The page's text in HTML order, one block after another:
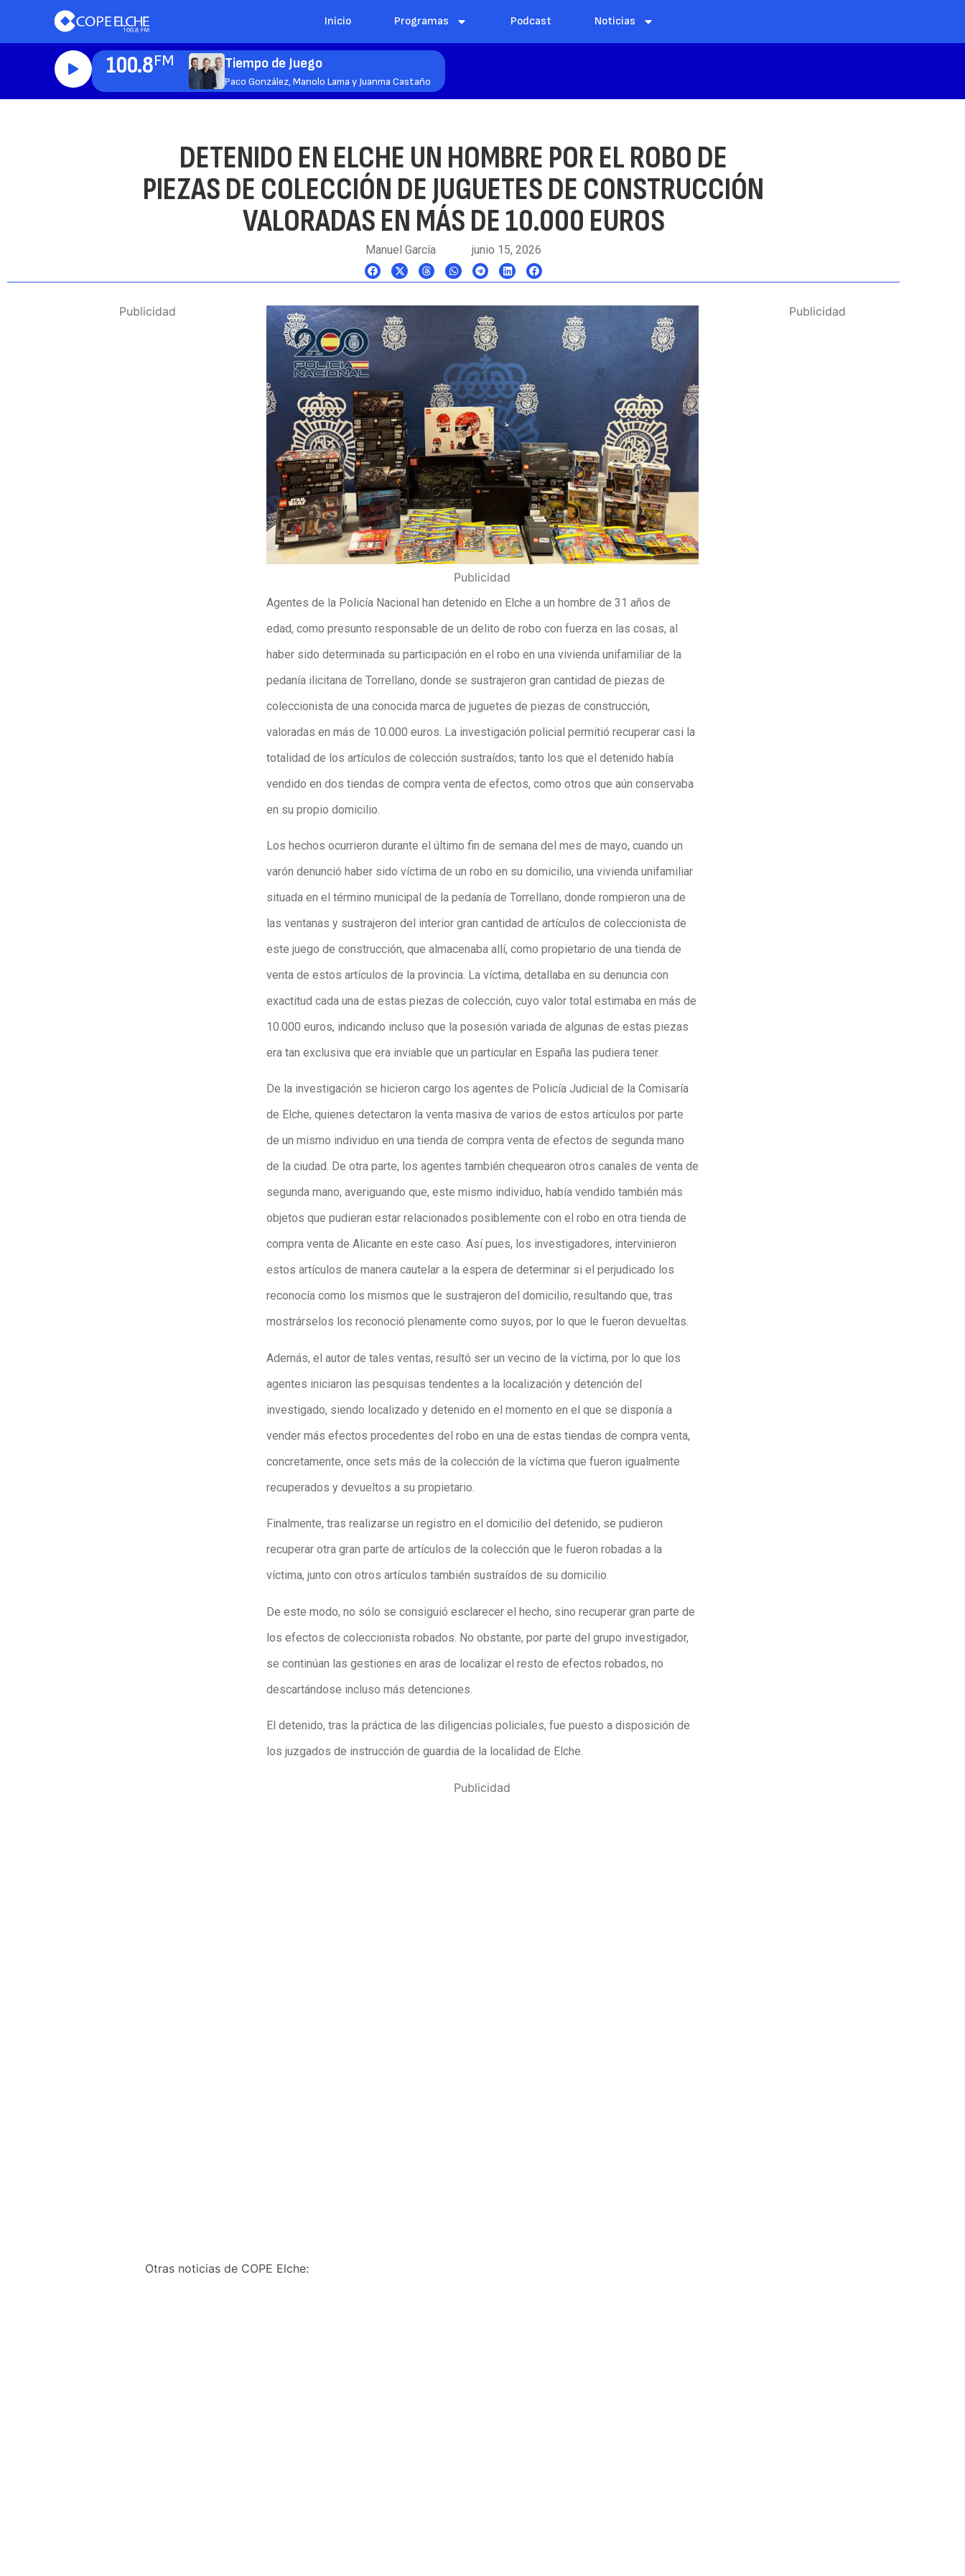
Inicio Programas Podcast Noticias
100.8FM Tiempo de Juego
Paco González, Manolo Lama y Juanma Castaño
DETENIDO EN ELCHE UN HOMBRE POR EL ROBO DE
PIEZAS DE COLECCIÓN DE JUGUETES DE CONSTRUCCIÓN
VALORADAS EN MÁS DE 10.000 EUROS
Manuel García junio 15, 2026
Publicidad
Publicidad
Agentes de la Policía Nacional han detenido en Elche a un hombre de 31 años de
edad, como presunto responsable de un delito de robo con fuerza en las cosas, al
haber sido determinada su participación en el robo en una vivienda unifamiliar de la
pedanía ilicitana de Torrellano, donde se sustrajeron gran cantidad de piezas de
coleccionista de una conocida marca de juguetes de piezas de construcción,
valoradas en más de 10.000 euros. La investigación policial permitió recuperar casi la
totalidad de los artículos de colección sustraídos; tanto los que el detenido había
vendido en dos tiendas de compra venta de efectos, como otros que aún conservaba
en su propio domicilio.
Los hechos ocurrieron durante el último fin de semana del mes de mayo, cuando un
varón denunció haber sido víctima de un robo en su domicilio, una vivienda unifamiliar
situada en el término municipal de la pedanía de Torrellano, donde rompieron una de
las ventanas y sustrajeron del interior gran cantidad de artículos de coleccionista de
este juego de construcción, que almacenaba allí, como propietario de una tienda de
venta de estos artículos de la provincia. La víctima, detallaba en su denuncia con
exactitud cada una de estas piezas de colección, cuyo valor total estimaba en más de
10.000 euros, indicando incluso que la posesión variada de algunas de estas piezas
era tan exclusiva que era inviable que un particular en España las pudiera tener.
De la investigación se hicieron cargo los agentes de Policía Judicial de la Comisaría
de Elche, quienes detectaron la venta masiva de varios de estos artículos por parte
de un mismo individuo en una tienda de compra venta de efectos de segunda mano
de la ciudad. De otra parte, los agentes también chequearon otros canales de venta de
segunda mano, averiguando que, este mismo individuo, había vendido también más
objetos que pudieran estar relacionados posiblemente con el robo en otra tienda de
compra venta de Alicante en este caso. Así pues, los investigadores, intervinieron
estos artículos de manera cautelar a la espera de determinar si el perjudicado los
reconocía como los mismos que le sustrajeron del domicilio, resultando que, tras
mostrárselos los reconoció plenamente como suyos, por lo que le fueron devueltas.
Además, el autor de tales ventas, resultó ser un vecino de la víctima, por lo que los
agentes iniciaron las pesquisas tendentes a la localización y detención del
investigado, siendo localizado y detenido en el momento en el que se disponía a
vender más efectos procedentes del robo en una de estas tiendas de compra venta,
concretamente, once sets más de la colección de la víctima que fueron igualmente
recuperados y devueltos a su propietario.
Finalmente, tras realizarse un registro en el domicilio del detenido, se pudieron
recuperar otra gran parte de artículos de la colección que le fueron robadas a la
víctima, junto con otros artículos también sustraídos de su domicilio.
De este modo, no sólo se consiguió esclarecer el hecho, sino recuperar gran parte de
los efectos de coleccionista robados. No obstante, por parte del grupo investigador,
se continúan las gestiones en aras de localizar el resto de efectos robados, no
descartándose incluso más detenciones.
El detenido, tras la práctica de las diligencias policiales, fue puesto a disposición de
los juzgados de instrucción de guardia de la localidad de Elche.
Publicidad
Publicidad
Otras noticias de COPE Elche: